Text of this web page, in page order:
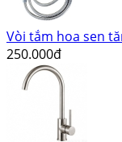
Vòi tắm hoa sen
250.000đ